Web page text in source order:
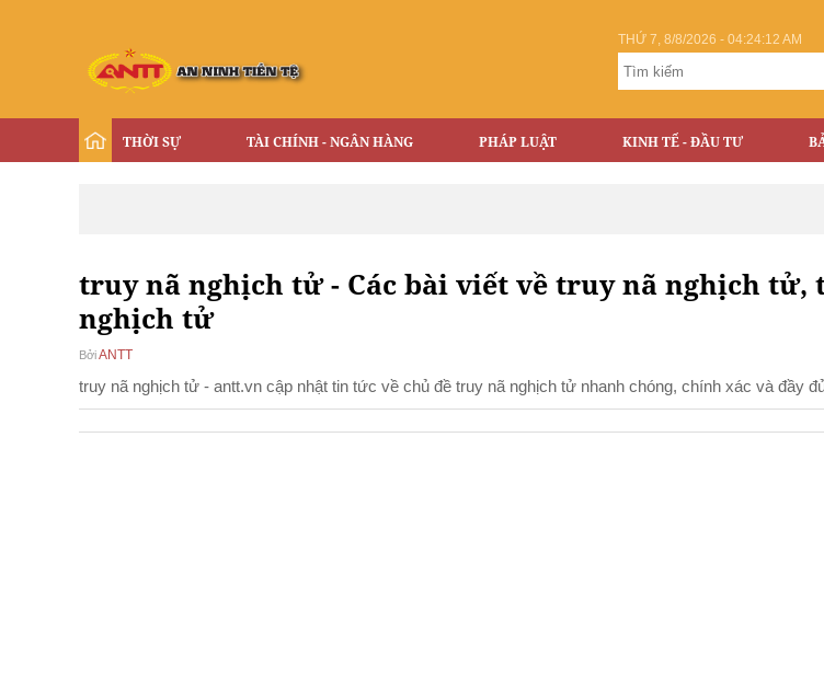
THỨ 7, 8/8/2026 - 04:24:12 AM
THỜI SỰ TÀI CHÍNH - NGÂN HÀNG PHÁP LUẬT KINH TẾ - ĐẦU TƯ
truy nã nghịch tử - Các bài viết về truy nã nghịch
nghịch tử
BởiANTT
truy nã nghịch tử - antt.vn cập nhật tin tức về chủ đề truy nã nghịch tử nhanh chóng, chính xác và đầy